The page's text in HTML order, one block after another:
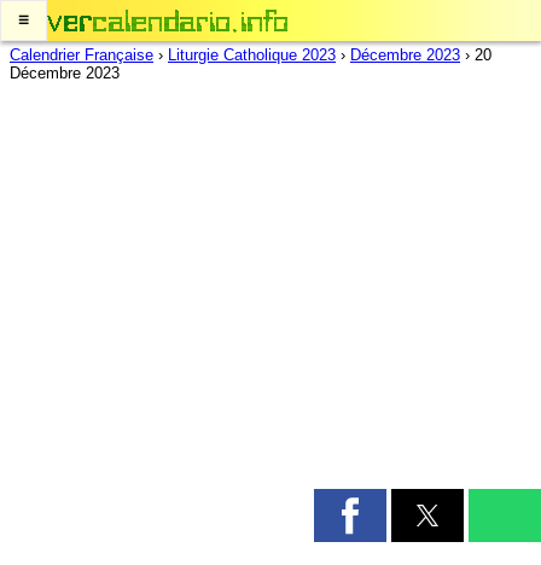
≡
Calendrier Française › Liturgie Catholique 2023 › Décembre 2023 › 20
Décembre 2023